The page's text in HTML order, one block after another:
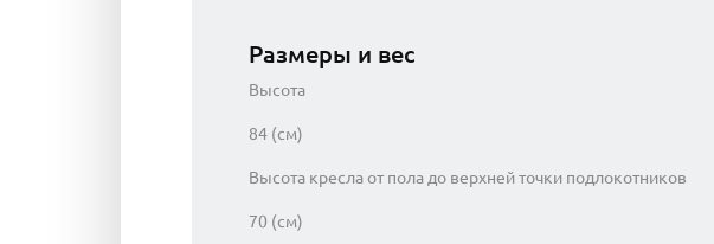
Размеры и вес
Высота
84 (см)
Высота кресла от пола до верхней точки подлокотников
70 (см)